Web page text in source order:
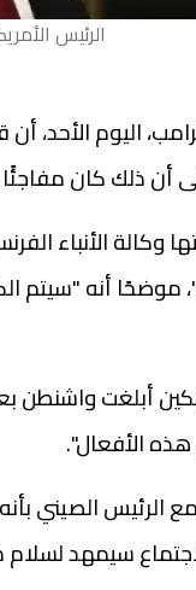
الرئيس
اليوم الأحد،
أن ذلك كان مفاجئًا
وكالة الأنباء
موضحًا أنه
أبلغت واشنطن
هذه الأفعال".
الصيني
سيمهد لسلام